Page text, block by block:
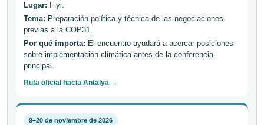
Lugar: Fiyi.
Tema: Preparación política y técnica de las negociaciones
previas a la COP31.
Por qué importa: El encuentro ayudará a acercar posiciones
sobre implementación climática antes de la conferencia
principal.
Ruta oficial hacia Antalya →
9–20 de noviembre de 2026